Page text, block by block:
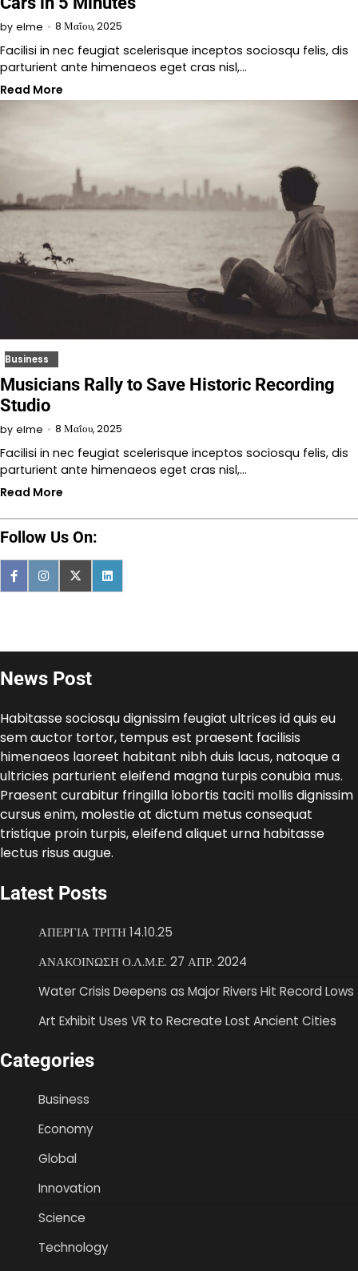
by elme 8 Μαΐου, 2025
Facilisi in nec feugiat scelerisque inceptos sociosqu felis, dis
parturient ante himenaeos eget cras nisl,…
Read More
Business
Musicians Rally to Save Historic Recording
Studio
by elme 8 Μαΐου, 2025
Facilisi in nec feugiat scelerisque inceptos sociosqu felis, dis
parturient ante himenaeos eget cras nisl,…
Read More
Follow Us On:
News Post
Habitasse sociosqu dignissim feugiat ultrices id quis eu
sem auctor tortor, tempus est praesent facilisis
himenaeos laoreet habitant nibh duis lacus, natoque a
ultricies parturient eleifend magna turpis conubia mus.
Praesent curabitur fringilla lobortis taciti mollis dignissim
cursus enim, molestie at dictum metus consequat
tristique proin turpis, eleifend aliquet urna habitasse
lectus risus augue.
Latest Posts
ΑΠΕΡΓΙΑ ΤΡΙΤΗ 14.10.25
ΑΝΑΚΟΙΝΩΣΗ Ο.Λ.Μ.Ε. 27 ΑΠΡ. 2024
Water Crisis Deepens as Major Rivers Hit Record Lows
Art Exhibit Uses VR to Recreate Lost Ancient Cities
Categories
Business
Economy
Global
Innovation
Science
Technology